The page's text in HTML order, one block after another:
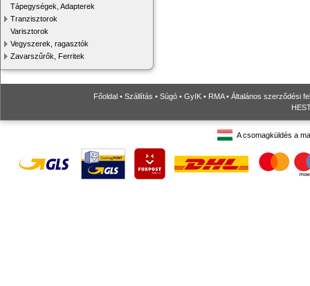
Tápegységek, Adapterek
Tranzisztorok
Varisztorok
Vegyszerek, ragasztók
Zavarszűrők, Ferritek
Főoldal • Szállítás • Súgó • GyIK • RMA• Általános szerződési
A csomagküldés a